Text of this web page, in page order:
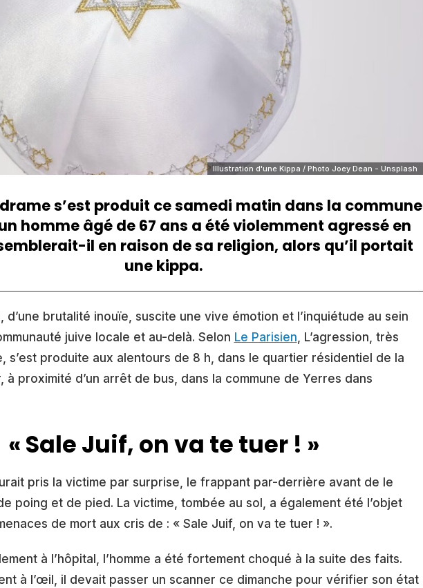
Illustration d'une Kippa / Photo Joey Dean - Unsplash
s’est produit ce samedi matin dans la commune
homme âgé de 67 ans a été violemment agressé en
il en raison de sa religion, alors qu’il portait
une kippa.
d’une brutalité inouïe, suscite une vive émotion et l’inquiétude au sein
juive locale et au-delà. Selon Le Parisien, L’agression, très
s’est produite aux alentours de 8 h, dans le quartier résidentiel de la
à proximité d’un arrêt de bus, dans la commune de Yerres dans
« Sale Juif, on va te tuer ! »
pris la victime par surprise, le frappant par-derrière avant de le
poing et de pied. La victime, tombée au sol, a également été l’objet
de mort aux cris de : « Sale Juif, on va te tuer ! ».
à l’hôpital, l’homme a été fortement choqué à la suite des faits.
à l’œil, il devait passer un scanner ce dimanche pour vérifier son état